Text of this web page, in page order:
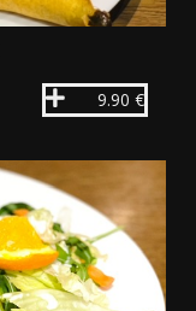
9.90 €